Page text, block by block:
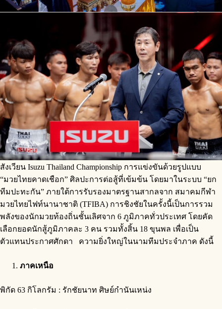
สังเวียน Isuzu Thailand Championship การแข่งขันด้วยรูปแบบ
“มวยไทยคาดเชือก” ศิลปะการต่อสู้ที่เข้มข้น โดยมาในระบบ “ยก
ทีมปะทะกัน” ภายใต้การรับรองมาตรฐานสากลจาก สมาคมกีฬา
มวยไทยไฟท์นานาชาติ (TFIBA) การชิงชัยในครั้งนี้เป็นการรวม
พลังของนักมวยท้องถิ่นชั้นเลิศจาก 6 ภูมิภาคทั่วประเทศ โดยคัด
เลือกยอดนักสู้ภูมิภาคละ 3 คน รวมทั้งสิ้น 18 ขุนพล เพื่อเป็น
ตัวแทนประกาศศักดา ความยิ่งใหญ่ในนามทีมประจำภาค ดังนี้
ภาคเหนือ
พิกัด 63 กิโลกรัม : รักชัยนาท ศิษย์กำนันเหน่ง